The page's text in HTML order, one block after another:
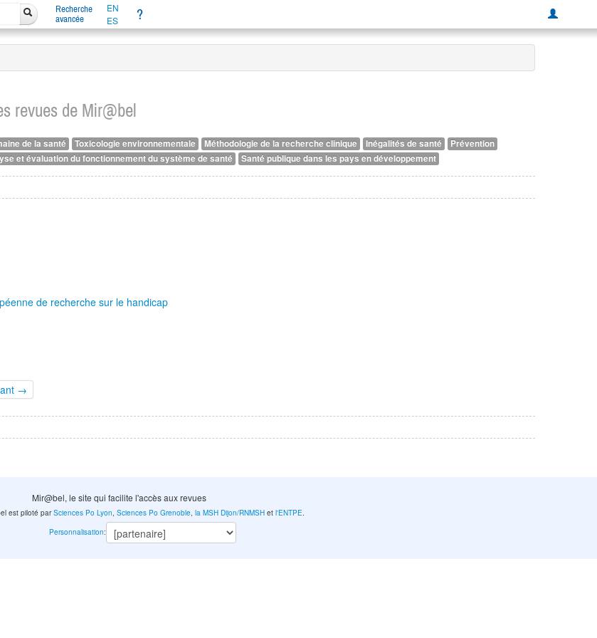
Recherche
avancée
EN
ES
?
revues de Mir@bel
de la santé Toxicologie environnementale Méthodologie de la recherche clinique Inégalités de santé
Prévention
et évaluation du fonctionnement du système de santé Santé publique dans les pays en développement
de recherche sur le handicap
→
Mir@bel, le site qui facilite l'accès aux revues
est piloté parSciences Po Lyon,Sciences Po Grenoble,la MSH Dijon/RNMSH etl'ENTPE.
Personnalisation: